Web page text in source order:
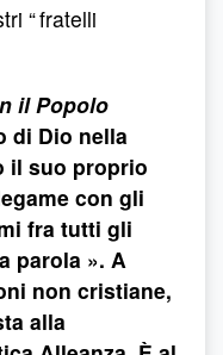
“ fratelli
il Popolo
di Dio nella
il suo proprio
con gli
fra tutti gli
parola ». A
non cristiane,
alla